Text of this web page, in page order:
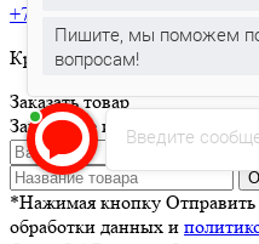
+7 495 150-36-47
Круглосуточная горячая линия
Заказать товар
Заполните и отправьте
*Нажимая кнопку Отправить
обработки данных и
Введите
Пишите, мы поможем
вопросам!